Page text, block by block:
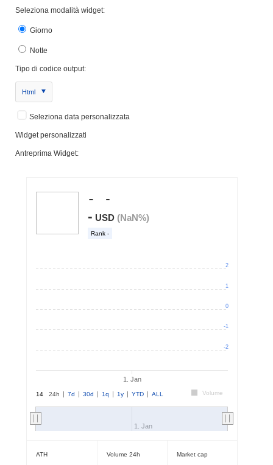
Seleziona modalità widget:
Giorno
Notte
Tipo di codice output:
Html
Seleziona data personalizzata
Widget personalizzati
Antreprima Widget: